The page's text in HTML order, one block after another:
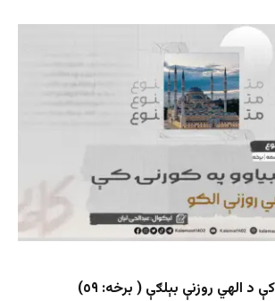
د الهي روزنې بېلګې ( برخه: ٥٩)